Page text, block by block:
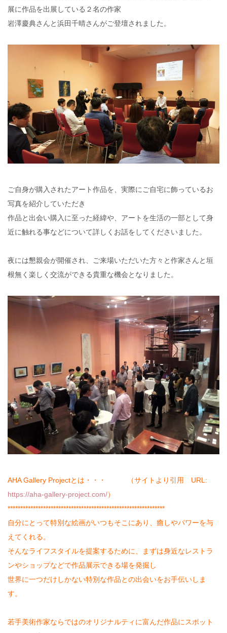
展に作品を出展している２名の作家
岩澤慶典さんと浜田千晴さんがご登壇されました。
ご自身が購入されたアート作品を、実際にご自宅に飾っているお
写真を紹介していただき
作品と出会い購入に至った経緯や、アートを生活の一部として身
近に触れる事などについて詳しくお話をしてくださいました。
夜には懇親会が開催され、ご来場いただいた方々と作家さんと垣
根無く楽しく交流ができる貴重な機会となりました。
AHA Gallery Projectとは・・・ （サイトより引用 URL:
https://aha-gallery-project.com/）
**************************************************************
自分にとって特別な絵画がいつもそこにあり、癒しやパワーを与
えてくれる。
そんなライフスタイルを提案するために、まずは身近なレストラ
ンやショップなどで作品展示できる場を発掘し
世界に一つだけしかない特別な作品との出会いをお手伝いしま
す。
若手美術作家ならではのオリジナルティに富んだ作品にスポット